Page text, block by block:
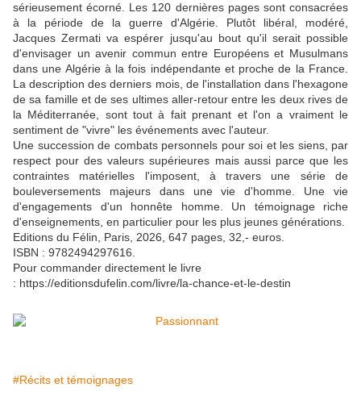
sérieusement écorné. Les 120 dernières pages sont consacrées
à la période de la guerre d'Algérie. Plutôt libéral, modéré,
Jacques Zermati va espérer jusqu'au bout qu'il serait possible
d'envisager un avenir commun entre Européens et Musulmans
dans une Algérie à la fois indépendante et proche de la France.
La description des derniers mois, de l'installation dans l'hexagone
de sa famille et de ses ultimes aller-retour entre les deux rives de
la Méditerranée, sont tout à fait prenant et l'on a vraiment le
sentiment de "vivre" les événements avec l'auteur.
Une succession de combats personnels pour soi et les siens, par
respect pour des valeurs supérieures mais aussi parce que les
contraintes matérielles l'imposent, à travers une série de
bouleversements majeurs dans une vie d'homme. Une vie
d'engagements d'un honnête homme. Un témoignage riche
d'enseignements, en particulier pour les plus jeunes générations.
Editions du Félin, Paris, 2026, 647 pages, 32,- euros.
ISBN : 9782494297616.
Pour commander directement le livre
: https://editionsdufelin.com/livre/la-chance-et-le-destin
#Récits et témoignages